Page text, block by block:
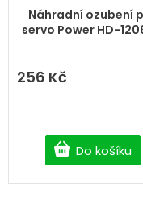
Náhradní ozubení
servo Power HD-
256 Kč
Do košíku